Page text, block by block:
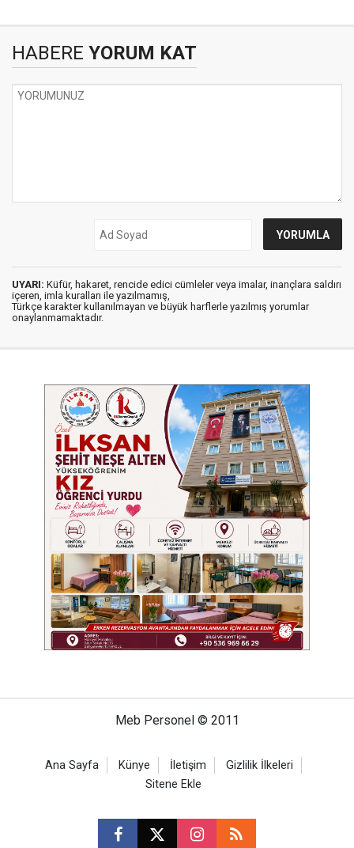
HABERE YORUM KAT
UYARI: Küfür, hakaret, rencide edici cümleler veya imalar, inançlara saldırı
içeren, imla kuralları ile yazılmamış,
Türkçe karakter kullanılmayan ve büyük harflerle yazılmış yorumlar
onaylanmamaktadır.
Meb Personel © 2011
Ana Sayfa Künye İletişim
Gizlilik İlkeleri
Sitene Ekle